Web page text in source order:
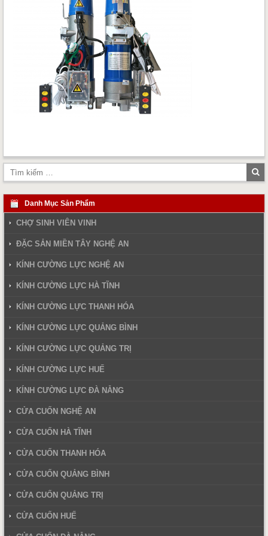
Danh Mục Sản Phẩm
CHỢ SINH VIÊN VINH
ĐẶC SẢN MIỀN TÂY NGHỆ AN
KÍNH CƯỜNG LỰC NGHỆ AN
KÍNH CƯỜNG LỰC HÀ TĨNH
KÍNH CƯỜNG LỰC THANH HÓA
KÍNH CƯỜNG LỰC QUẢNG BÌNH
KÍNH CƯỜNG LỰC QUẢNG TRỊ
KÍNH CƯỜNG LỰC HUẾ
KÍNH CƯỜNG LỰC ĐÀ NẴNG
CỬA CUỐN NGHỆ AN
CỬA CUỐN HÀ TĨNH
CỬA CUỐN THANH HÓA
CỬA CUỐN QUẢNG BÌNH
CỬA CUỐN QUẢNG TRỊ
CỬA CUỐN HUẾ